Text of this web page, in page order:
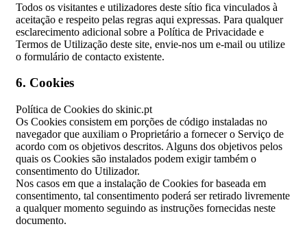
Todos os visitantes e utilizadores deste sítio fica vinculados à
aceitação e respeito pelas regras aqui expressas. Para qualquer
esclarecimento adicional sobre a Política de Privacidade e
Termos de Utilização deste site, envie-nos um e-mail ou utilize
o formulário de contacto existente.
6. Cookies
Política de Cookies do skinic.pt
Os Cookies consistem em porções de código instaladas no
navegador que auxiliam o Proprietário a fornecer o Serviço de
acordo com os objetivos descritos. Alguns dos objetivos pelos
quais os Cookies são instalados podem exigir também o
consentimento do Utilizador.
Nos casos em que a instalação de Cookies for baseada em
consentimento, tal consentimento poderá ser retirado livremente
a qualquer momento seguindo as instruções fornecidas neste
documento.